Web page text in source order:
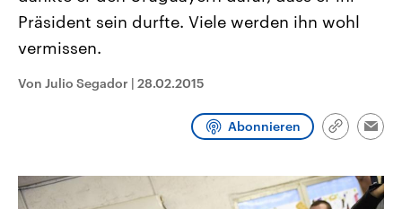
Wahlprogramme, aktuelle Berichte
und Hintergründe zu den Parteien
und Kandidaten der anstehenden
Wahl.
Sendungen Programm Podcasts
Präsident sein durfte. Viele werden ihn wohl
vermissen.
Von Julio Segador | 28.02.2015
Abonnieren
Link